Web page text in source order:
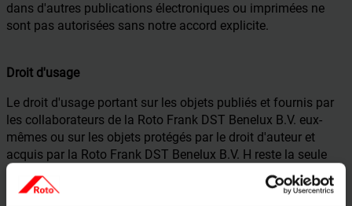
dans d'autres publications électroniques ou imprimées ne
sont pas autorisées sans notre accord explicite.
Droit d'usage
Le droit d'usage portant sur les objets publiés et fournis par
les collaborateurs de la Roto Frank DST Benelux B.V. eux-
mêmes ou sur les objets protégés par le droit d'auteur et
acquis par la Roto Frank DST Benelux B.V. H reste la seule
propriété de la Roto Frank DST Benelux B.V.. La reproduction
et l’utilisation de tels graphiques, documents audio, clips